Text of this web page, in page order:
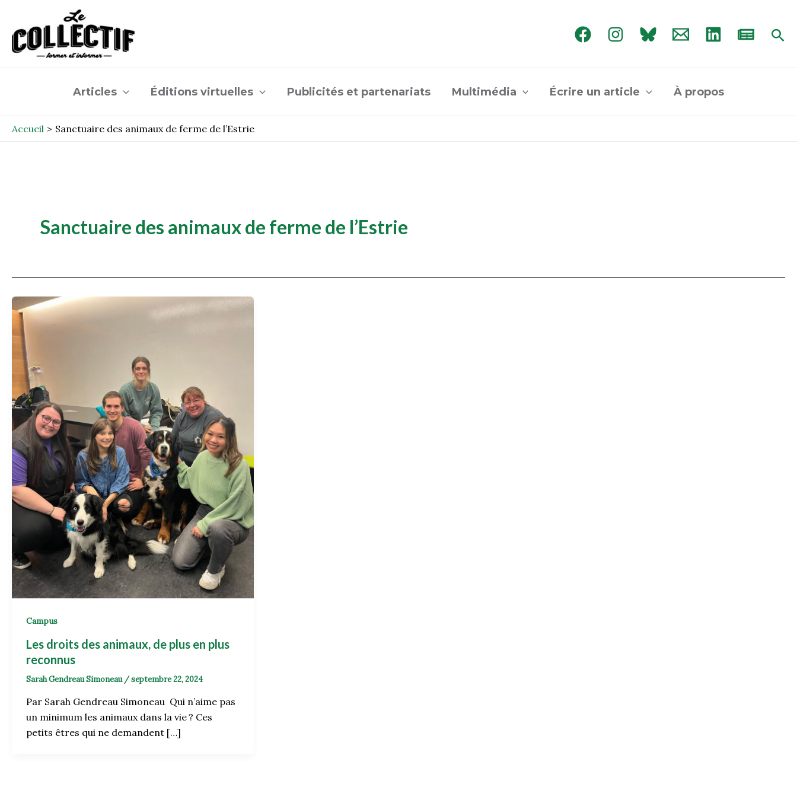
contenu
Articles Éditions virtuelles Publicités et partenariats Multimédia Écrire un article À propos
Accueil Sanctuaire des animaux de ferme de l’Estrie
Sanctuaire des animaux de ferme de l’Estrie
Campus
Les droits des animaux, de plus en plus
reconnus
Sarah Gendreau Simoneau /septembre 22, 2024
Par Sarah Gendreau Simoneau Qui n’aime pas
un minimum les animaux dans la vie ? Ces
petits êtres qui ne demandent […]